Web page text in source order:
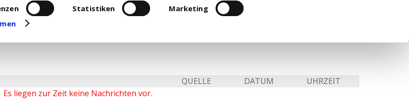
Seite zumDatenschutz. Dort können Sie Ihre
oder anpassen.
Statistiken
Marketing
Ad hoc-Meldungen zum gewählten Wertpapier. Für weitere Recherchen empfehlen wir
QUELLE DATUM
UHRZEIT
Es liegen zur Zeit keine Nachrichten vor.